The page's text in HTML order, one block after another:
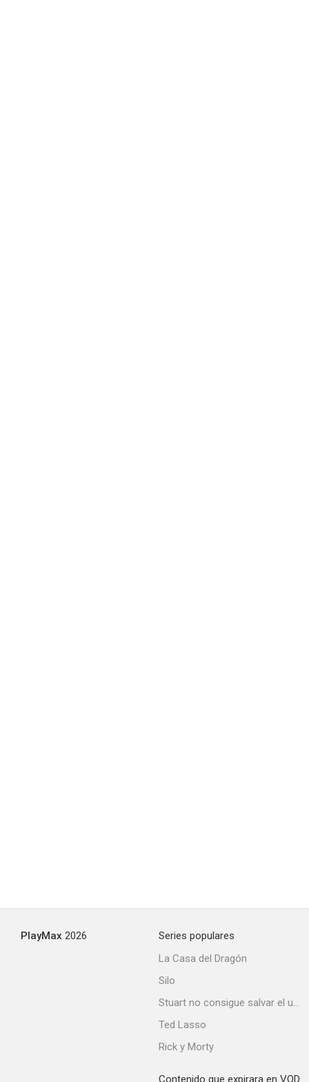
PlayMax 2026
Series populares
La Casa del Dragón
Silo
Stuart no consigue salvar el universo
Ted Lasso
Rick y Morty
Contenido que expirara en VOD